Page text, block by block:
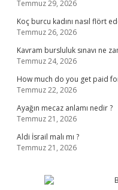
Temmuz 29, 2026
Koç burcu kadını nasıl flört
Temmuz 26, 2026
Kavram bursluluk sınavı ne
Temmuz 24, 2026
How much do you get paid
Temmuz 22, 2026
Ayağın mecaz anlamı nedir ?
Temmuz 21, 2026
Aldi İsrail malı mı ?
Temmuz 21, 2026